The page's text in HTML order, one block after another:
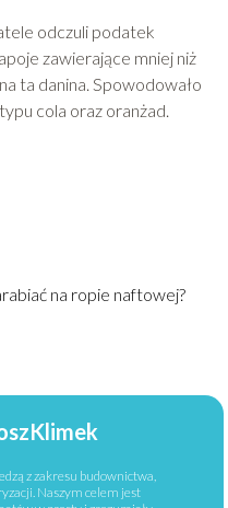
odczuli podatek
zawierające mniej niż
ta danina. Spowodowało
cola oraz oranżad.
na ropie naftowej?
z zakresu budownictwa,
Naszym celem jest